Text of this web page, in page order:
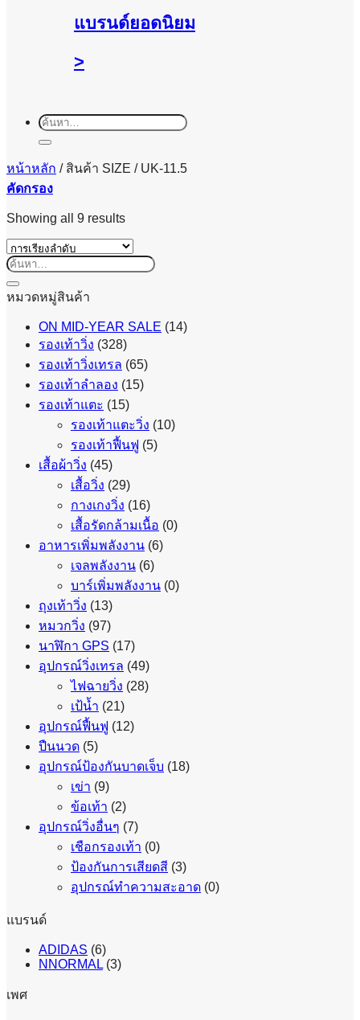
แบรนด์ยอดนิยม
>
ค้นหา:
หน้าหลัก /สินค้า SIZE /UK-11.5
คัดกรอง
Showing all 9 results
ค้นหา:
หมวดหมู่สินค้า
ON MID-YEAR SALE (14)
รองเท้าวิ่ง (328)
รองเท้าวิ่งเทรล (65)
รองเท้าลำลอง (15)
รองเท้าแตะ (15)
รองเท้าแตะวิ่ง (10)
รองเท้าฟื้นฟู (5)
เสื้อผ้าวิ่ง (45)
เสื้อวิ่ง (29)
กางเกงวิ่ง (16)
เสื้อรัดกล้ามเนื้อ (0)
อาหารเพิ่มพลังงาน (6)
เจลพลังงาน (6)
บาร์เพิ่มพลังงาน (0)
ถุงเท้าวิ่ง (13)
หมวกวิ่ง (97)
นาฬิกา GPS (17)
อุปกรณ์วิ่งเทรล (49)
ไฟฉายวิ่ง (28)
เป้น้ำ (21)
อุปกรณ์ฟื้นฟู (12)
ปืนนวด (5)
อุปกรณ์ป้องกันบาดเจ็บ (18)
เข่า (9)
ข้อเท้า (2)
อุปกรณ์วิ่งอื่นๆ (7)
เชือกรองเท้า (0)
ป้องกันการเสียดสี (3)
อุปกรณ์ทำความสะอาด (0)
แบรนด์
ADIDAS (6)
NNORMAL (3)
เพศ